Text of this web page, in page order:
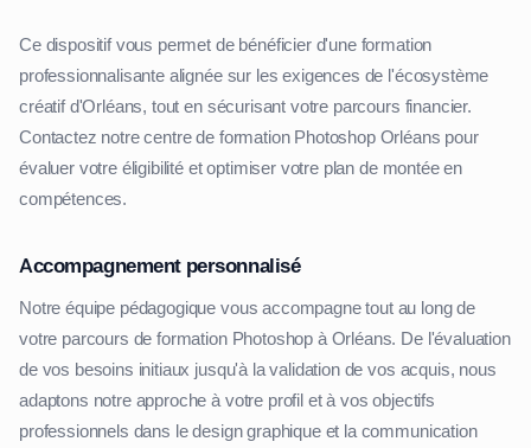
Ce dispositif vous permet de bénéficier d'une formation
professionnalisante alignée sur les exigences de l'écosystème
créatif d'Orléans, tout en sécurisant votre parcours financier.
Contactez notre centre de formation Photoshop Orléans pour
évaluer votre éligibilité et optimiser votre plan de montée en
compétences.
Accompagnement personnalisé
Notre équipe pédagogique vous accompagne tout au long de
votre parcours de formation Photoshop à Orléans. De l'évaluation
de vos besoins initiaux jusqu'à la validation de vos acquis, nous
adaptons notre approche à votre profil et à vos objectifs
professionnels dans le design graphique et la communication